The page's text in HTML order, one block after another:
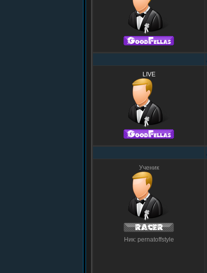
LIVE
Ученик
Ник: pernatoffstyle